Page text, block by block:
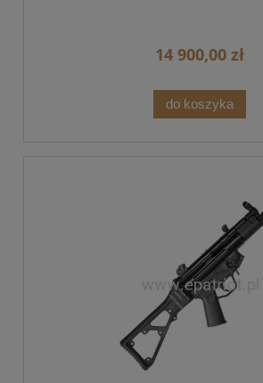
14 900,00 zł
do koszyka